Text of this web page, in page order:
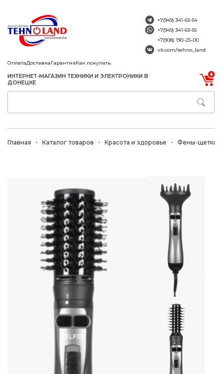
ОплатаДоставкаГарантияКак покупать
ИНТЕРНЕТ-МАГАЗИН ТЕХНИКИ И ЭЛЕКТРОНИКИ В
ДОНЕЦКЕ
+7(949) 341-63-54
+7(949) 341-63-55
+7(908) 190-25-00
vk.com/tehno_land
Главная Каталог товаров Красота и здоровье Фены-щетки